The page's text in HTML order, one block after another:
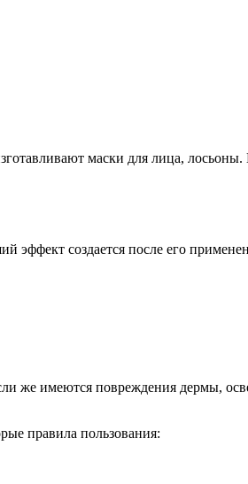
маски для лица,
эффект создается после его
же имеются повреждения дермы,
правила пользования: